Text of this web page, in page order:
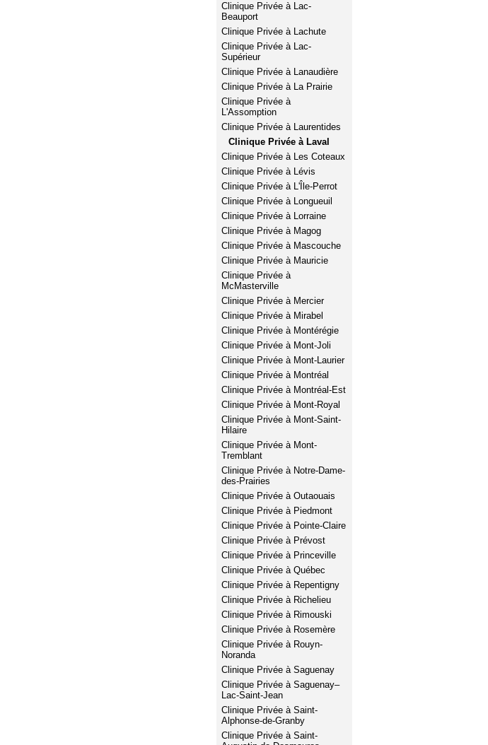
Clinique Privée à Lac-
Beauport
Clinique Privée à Lachute
Clinique Privée à Lac-
Supérieur
Clinique Privée à Lanaudière
Clinique Privée à La Prairie
Clinique Privée à
L'Assomption
Clinique Privée à Laurentides
Clinique Privée à Laval
Clinique Privée à Les Coteaux
Clinique Privée à Lévis
Clinique Privée à L'Île-Perrot
Clinique Privée à Longueuil
Clinique Privée à Lorraine
Clinique Privée à Magog
Clinique Privée à Mascouche
Clinique Privée à Mauricie
Clinique Privée à
McMasterville
Clinique Privée à Mercier
Clinique Privée à Mirabel
Clinique Privée à Montérégie
Clinique Privée à Mont-Joli
Clinique Privée à Mont-Laurier
Clinique Privée à Montréal
Clinique Privée à Montréal-Est
Clinique Privée à Mont-Royal
Clinique Privée à Mont-Saint-
Hilaire
Clinique Privée à Mont-
Tremblant
Clinique Privée à Notre-Dame-
des-Prairies
Clinique Privée à Outaouais
Clinique Privée à Piedmont
Clinique Privée à Pointe-Claire
Clinique Privée à Prévost
Clinique Privée à Princeville
Clinique Privée à Québec
Clinique Privée à Repentigny
Clinique Privée à Richelieu
Clinique Privée à Rimouski
Clinique Privée à Rosemère
Clinique Privée à Rouyn-
Noranda
Clinique Privée à Saguenay
Clinique Privée à Saguenay–
Lac-Saint-Jean
Clinique Privée à Saint-
Alphonse-de-Granby
Clinique Privée à Saint-